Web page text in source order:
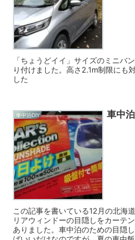
「ちょうどイイ」サイズのミニ
り付けました。高さ2.1m制限にも
した
車中泊DIY 車中
この記事を書いている12月の北海
リアウィンドーの目隠しをカーテ
ありました。車中泊のための目隠